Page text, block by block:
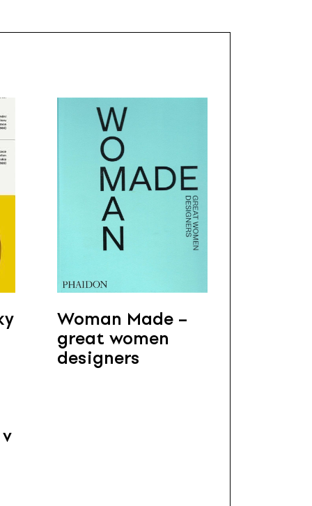
Woman Made –
great women
designers